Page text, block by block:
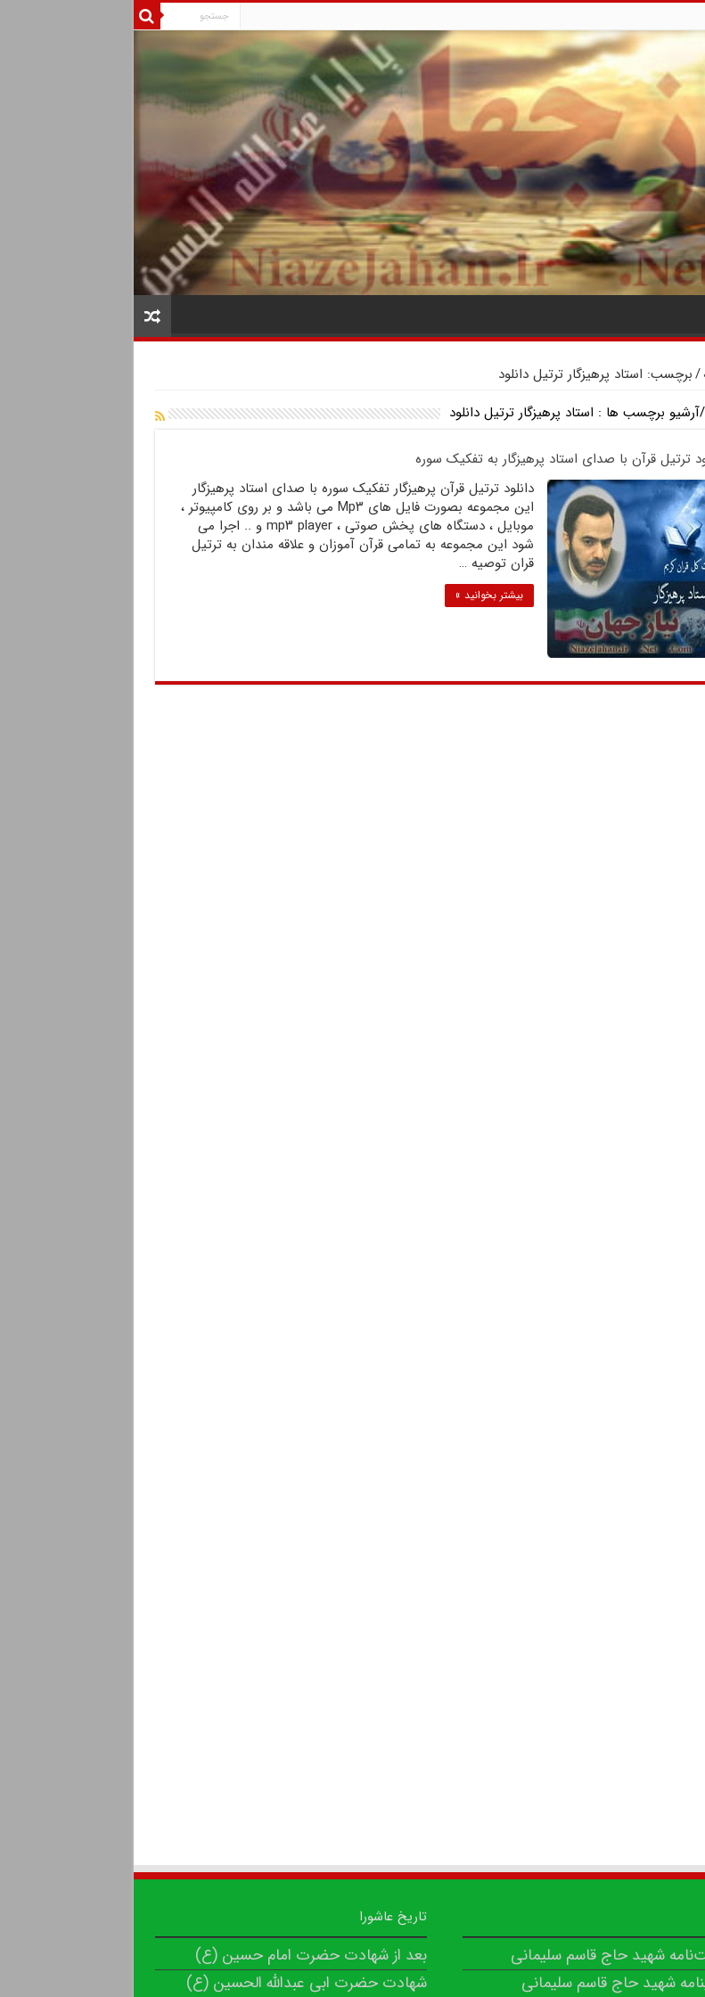
/برچسب: استاد پرهیزگار ترتیل دانلود
آرشیو برچسب ها : استاد پرهیزگار ترتیل دانلود
ترتیل قرآن با صدای استاد پرهیزگار به تفکیک سوره
دانلود ترتیل قرآن پرهیزگار تفکیک سوره با صدای استاد پرهیزگار
این مجموعه بصورت فایل های Mp۳ می باشد و بر روی کامپیوتر ،‌
موبایل ،‌ دستگاه های پخش صوتی ،‌ mp۳ player و .. اجرا می
شود این مجموعه به تمامی قرآن آموزان و علاقه مندان به ترتیل
قران توصیه …
بیشتر بخوانید »
شهید حاج قاسم سلیمانی
شهید حاج قاسم سلیمانی
تاریخ عاشورا
بعد از شهادت حضرت امام حسین (ع)
شهادت حضرت ابی عبدالله الحسین (ع)